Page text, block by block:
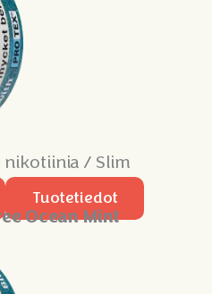
nikotiinia / Slim
Tuotetiedot
Ocean Mint